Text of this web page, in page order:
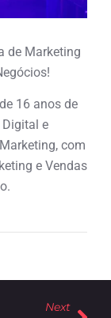
de Marketing
16 anos de
e
com
e Vendas
Next